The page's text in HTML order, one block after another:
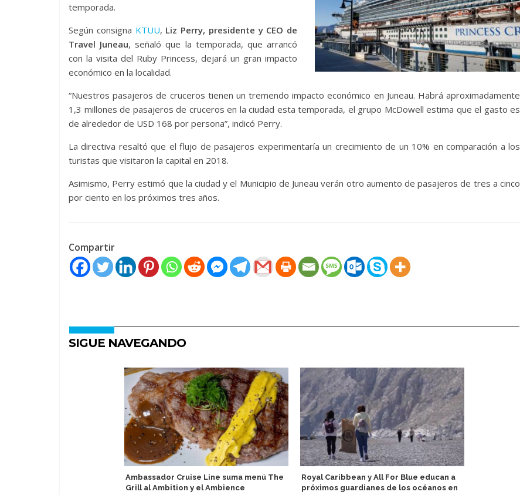
temporada.
Según consigna KTUU, Liz Perry, presidente y CEO de
Travel Juneau, señaló que la temporada, que arrancó
con la visita del Ruby Princess, dejará un gran impacto
económico en la localidad.
“Nuestros pasajeros de cruceros tienen un tremendo impacto económico en Juneau. Habrá aproximadamente
1,3 millones de pasajeros de cruceros en la ciudad esta temporada, el grupo McDowell estima que el gasto es
de alrededor de USD 168 por persona”, indicó Perry.
La directiva resaltó que el flujo de pasajeros experimentaría un crecimiento de un 10% en comparación a los
turistas que visitaron la capital en 2018.
Asimismo, Perry estimó que la ciudad y el Municipio de Juneau verán otro aumento de pasajeros de tres a cinco
por ciento en los próximos tres años.
Compartir
SIGUE NAVEGANDO
Ambassador Cruise Line suma menú The
Grill al Ambition y el Ambience
Royal Caribbean y All For Blue educan a
próximos guardianes de los océanos en